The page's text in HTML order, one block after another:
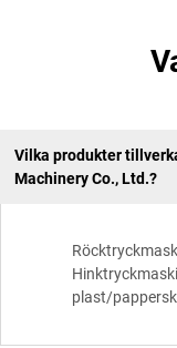
Vilka produkter
Machinery Co., Ltd.?
plast/